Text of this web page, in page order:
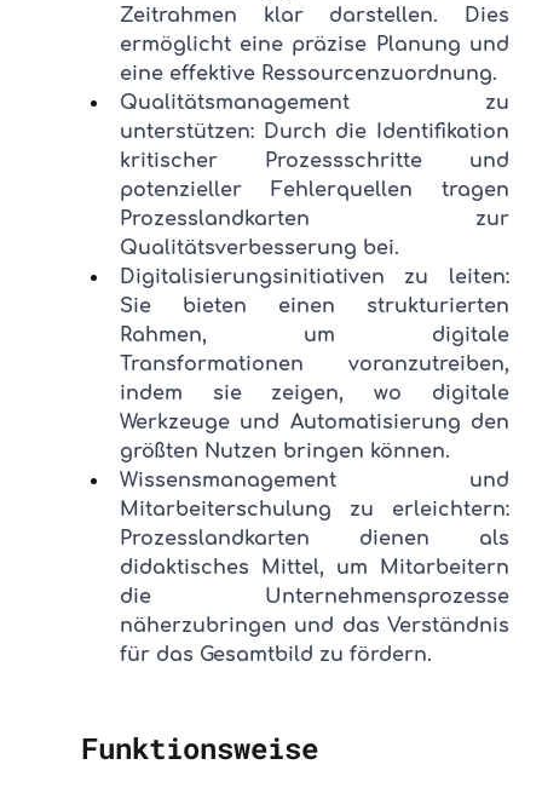
Zeitrahmen klar darstellen. Dies
ermöglicht eine präzise Planung und
eine effektive Ressourcenzuordnung.
Qualitätsmanagement zu
unterstützen: Durch die Identifikation
kritischer Prozessschritte und
potenzieller Fehlerquellen tragen
Prozesslandkarten zur
Qualitätsverbesserung bei.
Digitalisierungsinitiativen zu leiten:
Sie bieten einen strukturierten
Rahmen, um digitale
Transformationen voranzutreiben,
indem sie zeigen, wo digitale
Werkzeuge und Automatisierung den
größten Nutzen bringen können.
Wissensmanagement und
Mitarbeiterschulung zu erleichtern:
Prozesslandkarten dienen als
didaktisches Mittel, um Mitarbeitern
die Unternehmensprozesse
näherzubringen und das Verständnis
für das Gesamtbild zu fördern.
Funktionsweise